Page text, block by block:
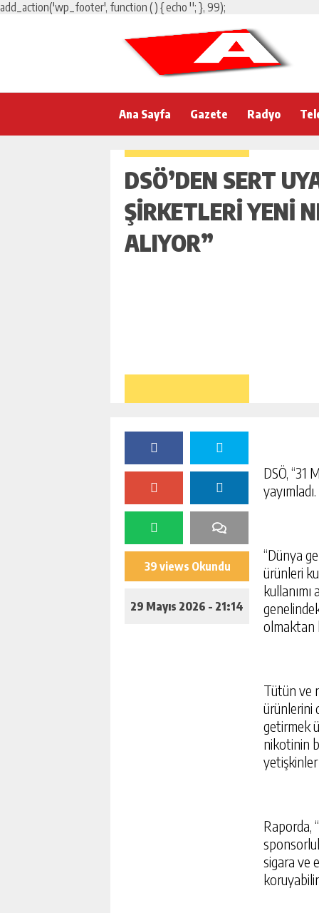
add_action('wp_footer', function () { echo ''; }, 99);
Ana Sayfa Gazete Radyo
DSÖ’DEN SERT
ŞIRKETLERI YENI
ALIYOR”
39 views Okundu
29 Mayıs 2026 - 21:14
DSÖ, “31
yayımladı.
“Dünya
ürünleri
olmaktan
Tütün ve
ürünlerini
getirmek
nikotinin
yetişkinler
Raporda,
sigara ve